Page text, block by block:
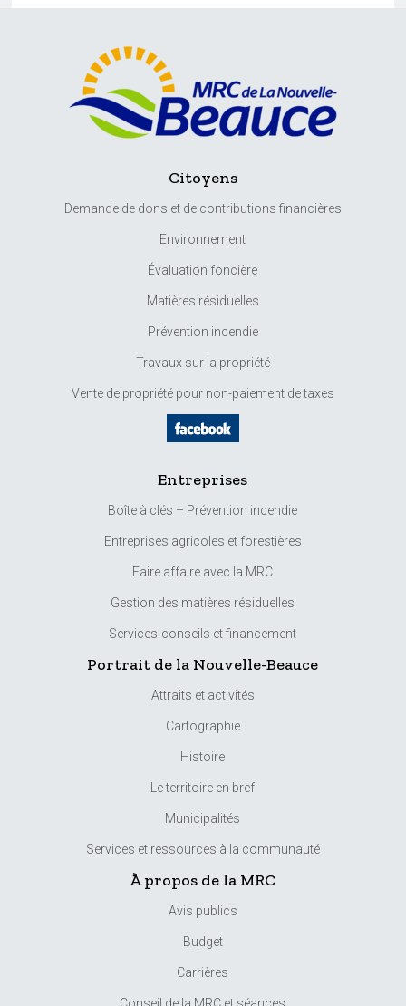
Citoyens
Demande de dons et de contributions financières
Environnement
Évaluation foncière
Matières résiduelles
Prévention incendie
Travaux sur la propriété
Vente de propriété pour non-paiement de taxes
Entreprises
Boîte à clés – Prévention incendie
Entreprises agricoles et forestières
Faire affaire avec la MRC
Gestion des matières résiduelles
Services-conseils et financement
Portrait de la Nouvelle-Beauce
Attraits et activités
Cartographie
Histoire
Le territoire en bref
Municipalités
Services et ressources à la communauté
À propos de la MRC
Avis publics
Budget
Carrières